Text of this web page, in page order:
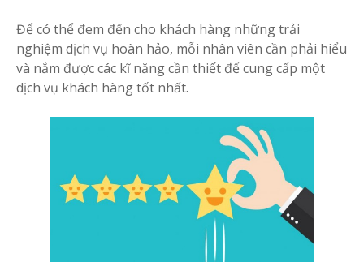
Để có thể đem đến cho khách hàng những trải
nghiệm dịch vụ hoàn hảo, mỗi nhân viên cần phải hiểu
và nắm được các kĩ năng cần thiết để cung cấp một
dịch vụ khách hàng tốt nhất.